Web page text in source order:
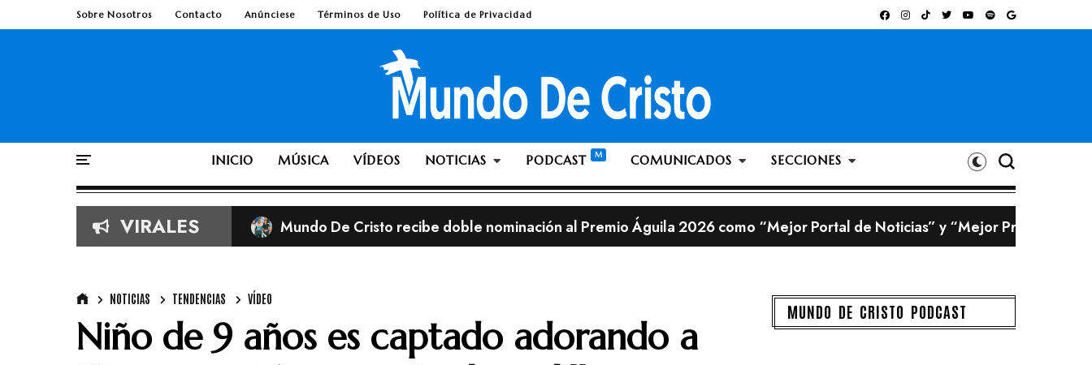
Sobre Nosotros Contacto Anúnciese Términos de Uso Política de Privacidad
INICIO MÚSICA VÍDEOS NOTICIAS PODCAST COMUNICADOS SECCIONES
VIRALES Mundo De Cristo recibe doble nominación al Premio Águila 2026 como “Mejor Portal de Noticias” y “Mejor Programa
Imágenes virales de Lionel Messi en una iglesia cristiana resultan ser creadas con inteligencia artificial
Adolescente sobrevive contra todo pronóstico y atribuye su recuperación a un milagro de Dios: “Él me salvó la vida”
Según la Biblia; ¿Es pecado ante Dios dejarse crecer la barba o el bigote?
NOTICIAS TENDENCIAS VÍDEO
Niño de 9 años es captado adorando a
MUNDO DE CRISTO PODCAST